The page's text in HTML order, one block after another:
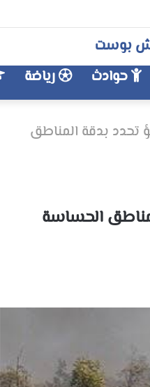
بوست
حوادث رياضة
تحدد بدقة المناطق
الحساسة